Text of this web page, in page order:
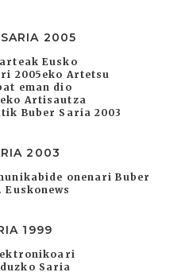
2005
Eusko
2005eko Artetsu
eman dio
Artisautza
Buber Saria 2003
2003
onenari Buber
Euskonews
1999
Saria